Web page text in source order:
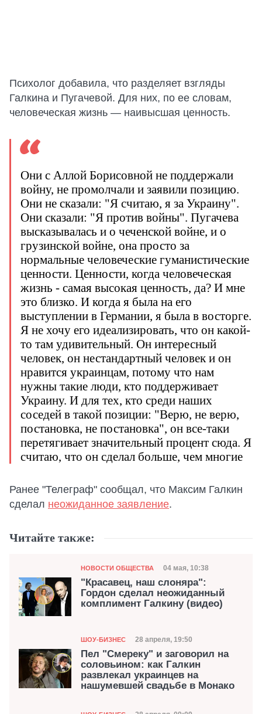
Психолог добавила, что разделяет взгляды
Галкина и Пугачевой. Для них, по ее словам,
человеческая жизнь — наивысшая ценность.
Они с Аллой Борисовной не поддержали
войну, не промолчали и заявили позицию.
Они не сказали: "Я считаю, я за Украину".
Они сказали: "Я против войны". Пугачева
высказывалась и о чеченской войне, и о
грузинской войне, она просто за
нормальные человеческие гуманистические
ценности. Ценности, когда человеческая
жизнь - самая высокая ценность, да? И мне
это близко. И когда я была на его
выступлении в Германии, я была в восторге.
Я не хочу его идеализировать, что он какой-
то там удивительный. Он интересный
человек, он нестандартный человек и он
нравится украинцам, потому что нам
нужны такие люди, кто поддерживает
Украину. И для тех, кто среди наших
соседей в такой позиции: "Верю, не верю,
постановка, не постановка", он все-таки
перетягивает значительный процент сюда. Я
считаю, что он сделал больше, чем многие
Ранее "Телеграф" сообщал, что Максим Галкин
сделал неожиданное заявление.
Читайте также:
Категория
НОВОСТИ ОБЩЕСТВА Дата публикации
04 мая, 10:38
"Красавец, наш слоняра":
Гордон сделал неожиданный
комплимент Галкину (видео)
Категория
ШОУ-БИЗНЕС Дата публикации
28 апреля, 19:50
Пел "Смереку" и заговорил на
соловьином: как Галкин
развлекал украинцев на
нашумевшей свадьбе в Монако